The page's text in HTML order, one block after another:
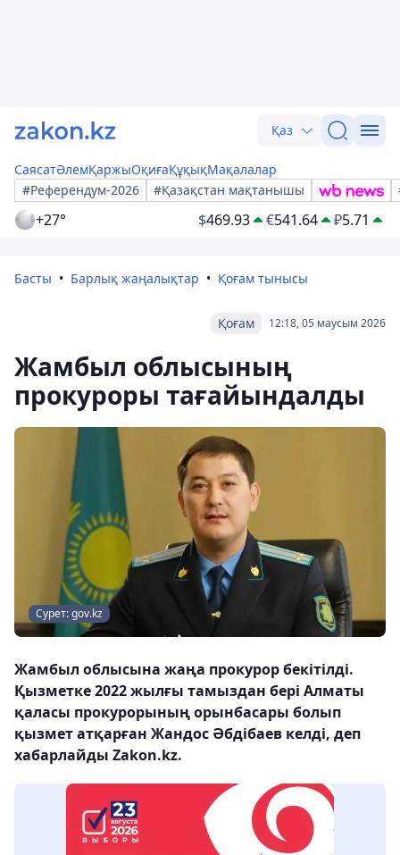
Қаз
СаясатӘлемҚаржыОқиғаҚұқықМақалалар
#Референдум-2026
#Қазақстан мақтанышы
+27° $469.93 €541.64 ₽5.71
Басты Барлық жаңалықтар Қоғам тынысы
12:18, 05 маусым 2026
Қоғам
Жамбыл облысының
прокуроры тағайындалды
Сурет: gov.kz
Жамбыл облысына жаңа прокурор бекітілді.
Қызметке 2022 жылғы тамыздан бері Алматы
қаласы прокурорының орынбасары болып
қызмет атқарған Жандос Әбдібаев келді, деп
хабарлайды Zakon.kz.